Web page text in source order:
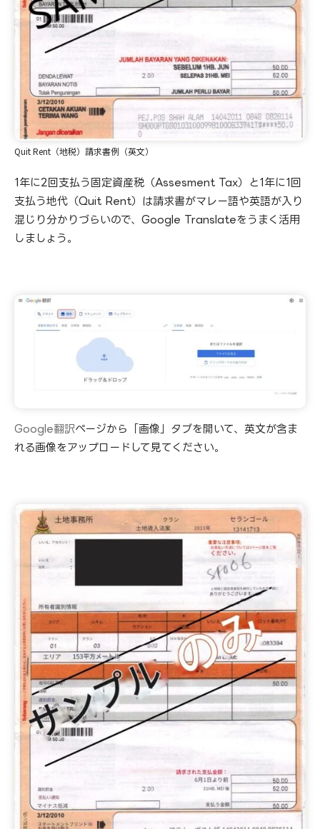
Quit Rent（地税）請求書例（英文）
1年に2回支払う固定資産税（Assesment Tax）と1年に1回
支払う地代（Quit Rent）は請求書がマレー語や英語が入り
混じり分かりづらいので、Google Translateをうまく活用
しましょう。
Google翻訳ページから「画像」タブを開いて、英文が含ま
れる画像をアップロードして見てください。